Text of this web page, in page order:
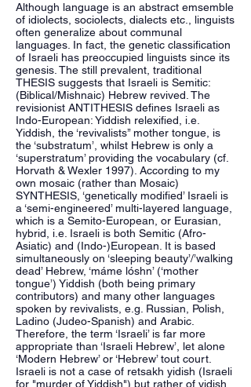
Although language is an abstract emsemble
of idiolects, sociolects, dialects etc., linguists
often generalize about communal
languages. In fact, the genetic classification
of Israeli has preoccupied linguists since its
genesis. The still prevalent, traditional
THESIS suggests that Israeli is Semitic:
(Biblical/Mishnaic) Hebrew revived. The
revisionist ANTITHESIS defines Israeli as
Indo-European: Yiddish relexified, i.e.
Yiddish, the ‘revivalists’’ mother tongue, is
the ‘substratum’, whilst Hebrew is only a
‘superstratum’ providing the vocabulary (cf.
Horvath & Wexler 1997). According to my
own mosaic (rather than Mosaic)
SYNTHESIS, ‘genetically modified’ Israeli is
a ‘semi-engineered’ multi-layered language,
which is a Semito-European, or Eurasian,
hybrid, i.e. Israeli is both Semitic (Afro-
Asiatic) and (Indo-)European. It is based
simultaneously on ‘sleeping beauty’/’walking
dead’ Hebrew, ‘máme lóshn’ (‘mother
tongue’) Yiddish (both being primary
contributors) and many other languages
spoken by revivalists, e.g. Russian, Polish,
Ladino (Judeo-Spanish) and Arabic.
Therefore, the term ‘Israeli’ is far more
appropriate than ‘Israeli Hebrew’, let alone
‘Modern Hebrew’ or ‘Hebrew’ tout court.
Israeli is not a case of retsakh yidish (Israeli
for "murder of Yiddish") but rather of yidish